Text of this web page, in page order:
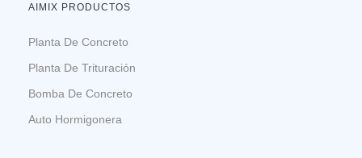
AIMIX PRODUCTOS
Planta De Concreto
Planta De Trituración
Bomba De Concreto
Auto Hormigonera